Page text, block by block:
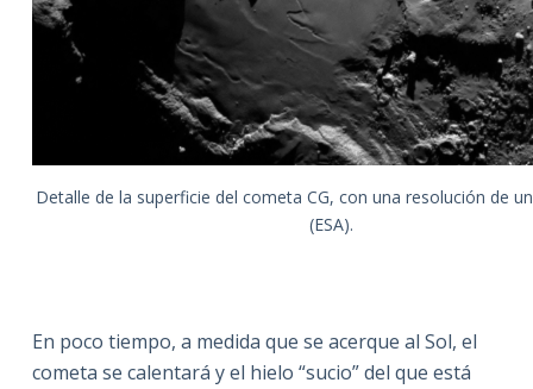
Detalle de la superficie del cometa CG, con una resolución de
(ESA).
En poco tiempo, a medida que se acerque al Sol, el
cometa se calentará y el hielo “sucio” del que está